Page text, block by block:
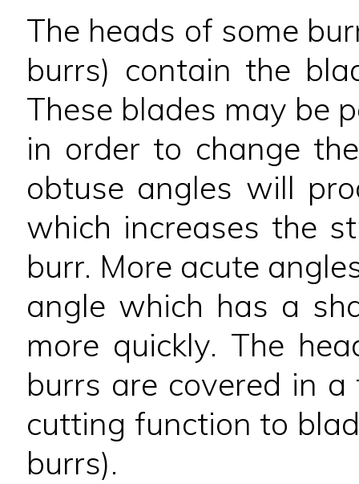
The heads of some
burrs) contain the
These blades may be
in order to change
obtuse angles will
which increases the
burr. More acute
angle which has a
more quickly. The
burrs are covered in
cutting function to
burrs).